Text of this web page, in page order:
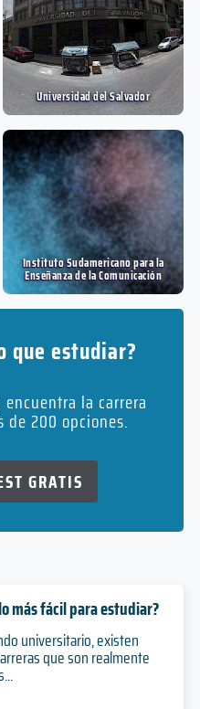
Universidad del Salvador
Instituto Sudamericano para la
Enseñanza de la Comunicación
que estudiar?
la carrera
de 200 opciones.
GRATIS
más fácil para estudiar?
universitario, existen
que son realmente